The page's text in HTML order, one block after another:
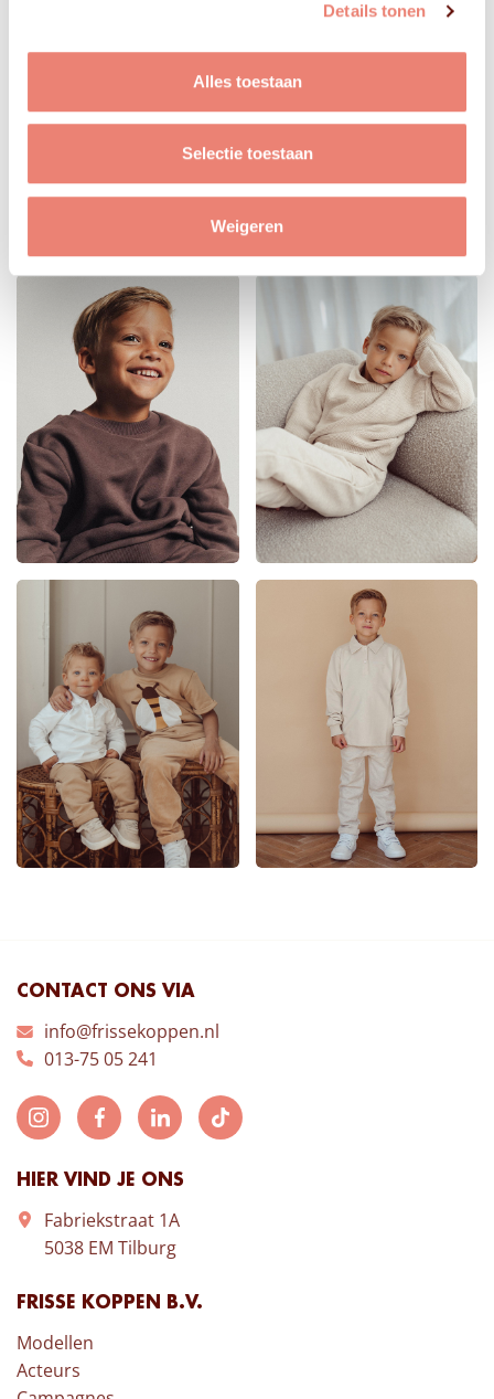
Details tonen
Alles toestaan
Selectie toestaan
Weigeren
CONTACT ONS VIA
info@frissekoppen.nl
013-75 05 241
HIER VIND JE ONS
Fabriekstraat 1A
5038 EM Tilburg
FRISSE KOPPEN B.V.
Modellen
Acteurs